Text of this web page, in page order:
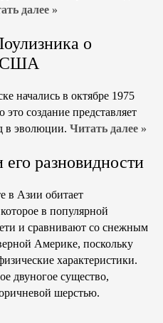
далее »
о
США
начались в октябре 1975
это создание представляет
в эволюции. Читать далее »
разновидности
в Азии обитает
в популярной
и сравнивают со снежным
Америке, поскольку
характеристики.
двуногое существо,
шерстью.